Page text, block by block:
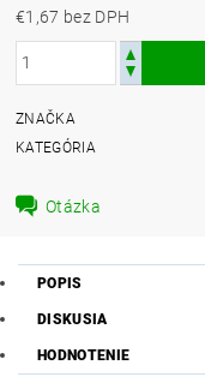
€1,67 bez DPH
ZNAČKA
KATEGÓRIA
Otázka
POPIS
DISKUSIA
HODNOTENIE